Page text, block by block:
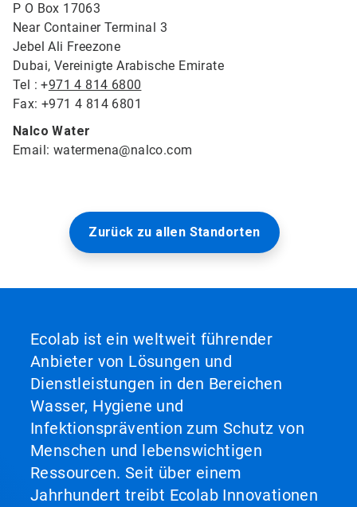
P O Box 17063
Near Container Terminal 3
Jebel Ali Freezone
Dubai, Vereinigte Arabische Emirate
Tel : +971 4 814 6800
Fax: +971 4 814 6801
Nalco Water
Email: watermena@nalco.com
Zurück zu allen Standorten
Ecolab ist ein weltweit führender
Anbieter von Lösungen und
Dienstleistungen in den Bereichen
Wasser, Hygiene und
Infektionsprävention zum Schutz von
Menschen und lebenswichtigen
Ressourcen. Seit über einem
Jahrhundert treibt Ecolab Innovationen